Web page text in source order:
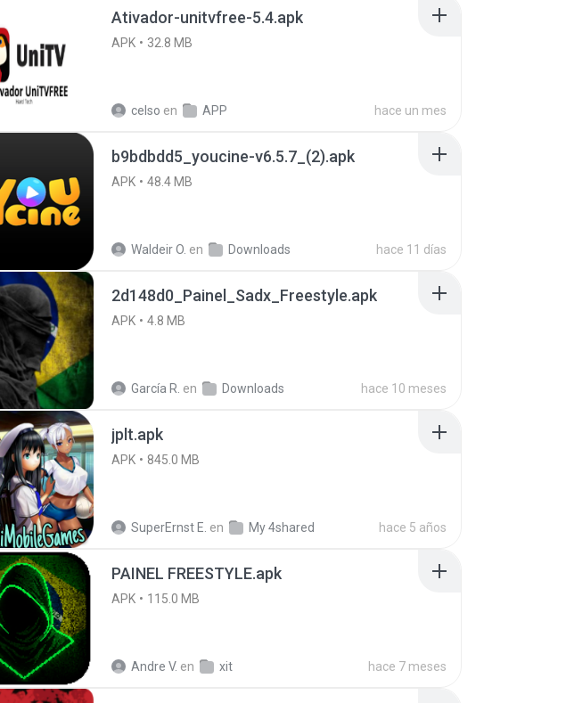
Ativador-unitvfree-5.4.apk
APK 32.8 MB
celso en APP hace un mes
b9bdbdd5_youcine-v6.5.7_(2).apk
APK 48.4 MB
Waldeir O. en Downloads hace 11 días
2d148d0_Painel_Sadx_Freestyle.apk
APK 4.8 MB
García R. en Downloads hace 10 meses
jplt.apk
APK 845.0 MB
SuperErnst E. en My 4shared hace 5 años
PAINEL FREESTYLE.apk
APK 115.0 MB
Andre V. en xit hace 7 meses